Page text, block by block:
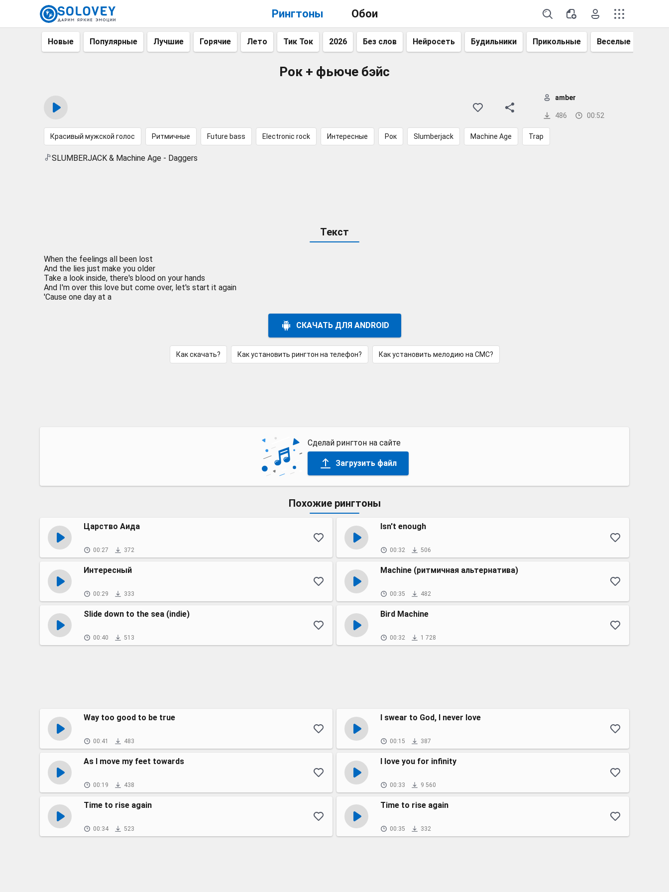
Рингтоны Обои
Новые Популярные Лучшие Горячие Лето Тик Ток 2026 Без слов Нейросеть Будильники Прикольные Веселые
Рок + фьюче бэйс
486 00:52
amber
Красивый мужской голос Ритмичные Future bass Electronic rock Интересные Рок Slumberjack Machine Age Trap
SLUMBERJACK & Machine Age - Daggers
Текст
When the feelings all been lost
And the lies just make you older
Take a look inside, there's blood on your hands
And I'm over this love but come over, let's start it again
'Cause one day at a
СКАЧАТЬ ДЛЯ ANDROID
Как скачать? Как установить рингтон на телефон? Как установить мелодию на СМС?
Сделай рингтон на сайте
Загрузить файл
Похожие рингтоны
Царство Аида
00:27 372
Isn't enough
00:32 506
Интересный
00:29 333
Machine (ритмичная альтернатива)
00:35 482
Slide down to the sea (indie)
00:40 513
Bird Machine
00:32 1 728
Way too good to be true
00:41 483
I swear to God, I never love
00:15 387
As I move my feet towards
00:19 438
I love you for infinity
00:33 9 560
Time to rise again
00:34 523
Time to rise again
00:35 332